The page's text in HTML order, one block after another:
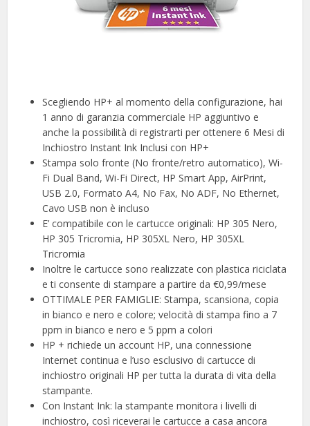
Scegliendo HP+ al momento della configurazione, hai
1 anno di garanzia commerciale HP aggiuntivo e
anche la possibilità di registrarti per ottenere 6 Mesi di
Inchiostro Instant Ink Inclusi con HP+
Stampa solo fronte (No fronte/retro automatico), Wi-
Fi Dual Band, Wi-Fi Direct, HP Smart App, AirPrint,
USB 2.0, Formato A4, No Fax, No ADF, No Ethernet,
Cavo USB non è incluso
E’ compatibile con le cartucce originali: HP 305 Nero,
HP 305 Tricromia, HP 305XL Nero, HP 305XL
Tricromia
Inoltre le cartucce sono realizzate con plastica riciclata
e ti consente di stampare a partire da €0,99/mese
OTTIMALE PER FAMIGLIE: Stampa, scansiona, copia
in bianco e nero e colore; velocità di stampa fino a 7
ppm in bianco e nero e 5 ppm a colori
HP + richiede un account HP, una connessione
Internet continua e l’uso esclusivo di cartucce di
inchiostro originali HP per tutta la durata di vita della
stampante.
Con Instant Ink: la stampante monitora i livelli di
inchiostro, così riceverai le cartucce a casa ancora